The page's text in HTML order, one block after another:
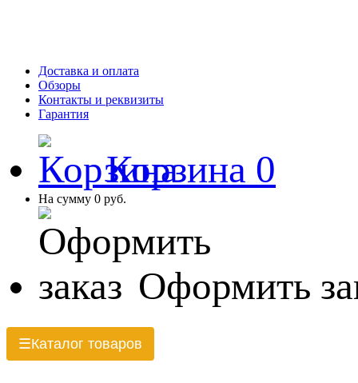
Доставка и оплата
Обзоры
Контакты и реквизиты
Гарантия
Корзина 0
На сумму 0 руб.
Оформить
☰Каталог товаров